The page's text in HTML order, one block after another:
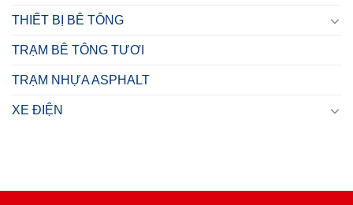
THIẾT BỊ BÊ TÔNG
TRẠM BÊ TÔNG TƯƠI
TRẠM NHỰA ASPHALT
XE ĐIỆN